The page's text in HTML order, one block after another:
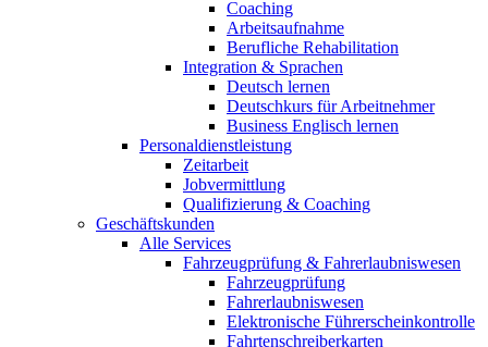
Coaching
Arbeitsaufnahme
Berufliche Rehabilitation
Integration & Sprachen
Deutsch lernen
Deutschkurs für Arbeitnehmer
Business Englisch lernen
Personaldienstleistung
Zeitarbeit
Jobvermittlung
Qualifizierung & Coaching
Geschäftskunden
Alle Services
Fahrzeugprüfung & Fahrerlaubniswesen
Fahrzeugprüfung
Fahrerlaubniswesen
Elektronische Führerscheinkontrolle
Fahrtenschreiberkarten